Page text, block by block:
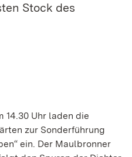
Stock des
14.30 Uhr laden die
zur Sonderführung
ein. Der Maulbronner